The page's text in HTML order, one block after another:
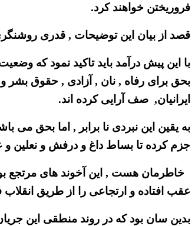
فروریختن خواهند کرد.
قصد از بیان این توضیحات , قدری
با این پیش درآمد باید تاکید نمود که
بحق برای رفاه , نان , آزادی , حقوق بشر
ایرانیان, صف آرایی کرده اند.
به یقین این نبردی نا برابر , اما بحق می
جزم کرده تا بساط داغ و درفش و نعلین و
خاطرمان هست , این آخوند های مرتجع
عقب افتاده و ارتجاعی را از طریق
بدین سان بود که در روند منطقی این